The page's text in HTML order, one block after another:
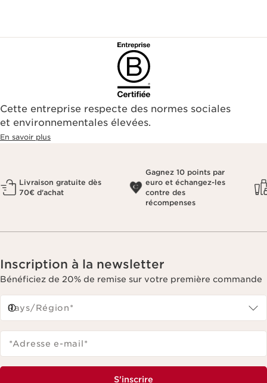
Cette entreprise respecte des normes sociales
et environnementales élevées.
En savoir plus
Livraison gratuite dès
70€ d'achat
Gagnez 10 points par
euro et échangez-les
contre des
récompenses
Inscription à la newsletter
Bénéficiez de 20% de remise sur votre première commande
Pays/Région*
*Adresse e-mail*
S'inscrire